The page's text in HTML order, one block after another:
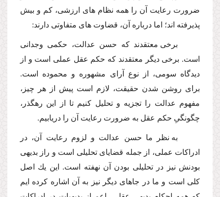
ضرورت رعایت آن را همه نظام هاى ارزشى، كم و بیش
پذیرفته اند؛ اما درباره آن، قضاوت هاى متفاوتى دارند:
برخى معتقدند كه حسن عدالت، حكمى وجدانى
است. برخى دیگر معتقدند كه حكم عقل عملى است و از
دیدگاه سومى، از نوع آراى مشهوره و محموده است.
براى روشن شدن حقیقت، لازم است پیش از هر چیز،
مفهوم عدالت را تجزیه و تحلیل كنیم تا از این رهگذر،
چگونگىِ حكم عقل به ضرورت رعایت آن را دریابیم.
به نظر ما حسن عدالت و لزوم رعایت آن، در
ادراكات عملى، از جمله قضایاى تحلیلى است و راز بدیهى
بودنش نیز در تحلیلى بودن آن نهفته است. این یك اصل
كلى است و ما در جاهاى دیگر نیز به آن اشاره كرده ایم